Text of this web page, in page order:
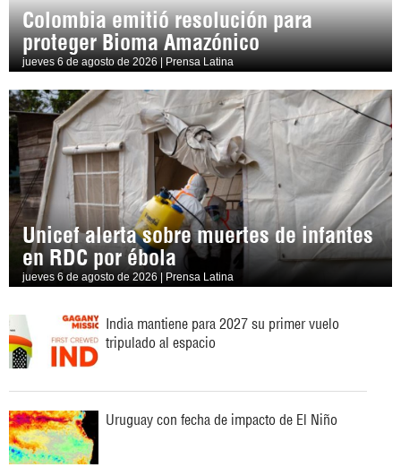
Colombia emitió resolución para
proteger Bioma Amazónico
jueves 6 de agosto de 2026 | Prensa Latina
Unicef alerta sobre muertes de infantes
en RDC por ébola
jueves 6 de agosto de 2026 | Prensa Latina
India mantiene para 2027 su primer vuelo
tripulado al espacio
Uruguay con fecha de impacto de El Niño